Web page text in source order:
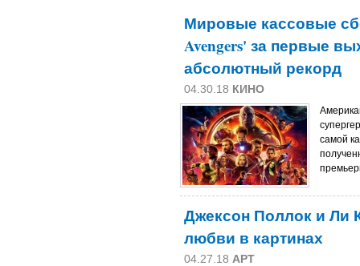
Мировые кассовые
Avengers' за первые
абсолютный рекорд
04.30.18 КИНО
самой
Джексон Поллок и Ли
любви в картинах
04.27.18 АРТ